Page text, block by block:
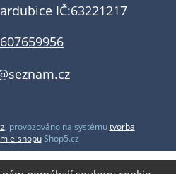
IČ:63221217
, provozováno na systémutvorba
e-shopuShop5.cz